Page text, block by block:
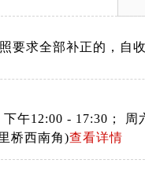
要求全部补正的，自
午12:00 - 17:30；
桥西南角)查看详情